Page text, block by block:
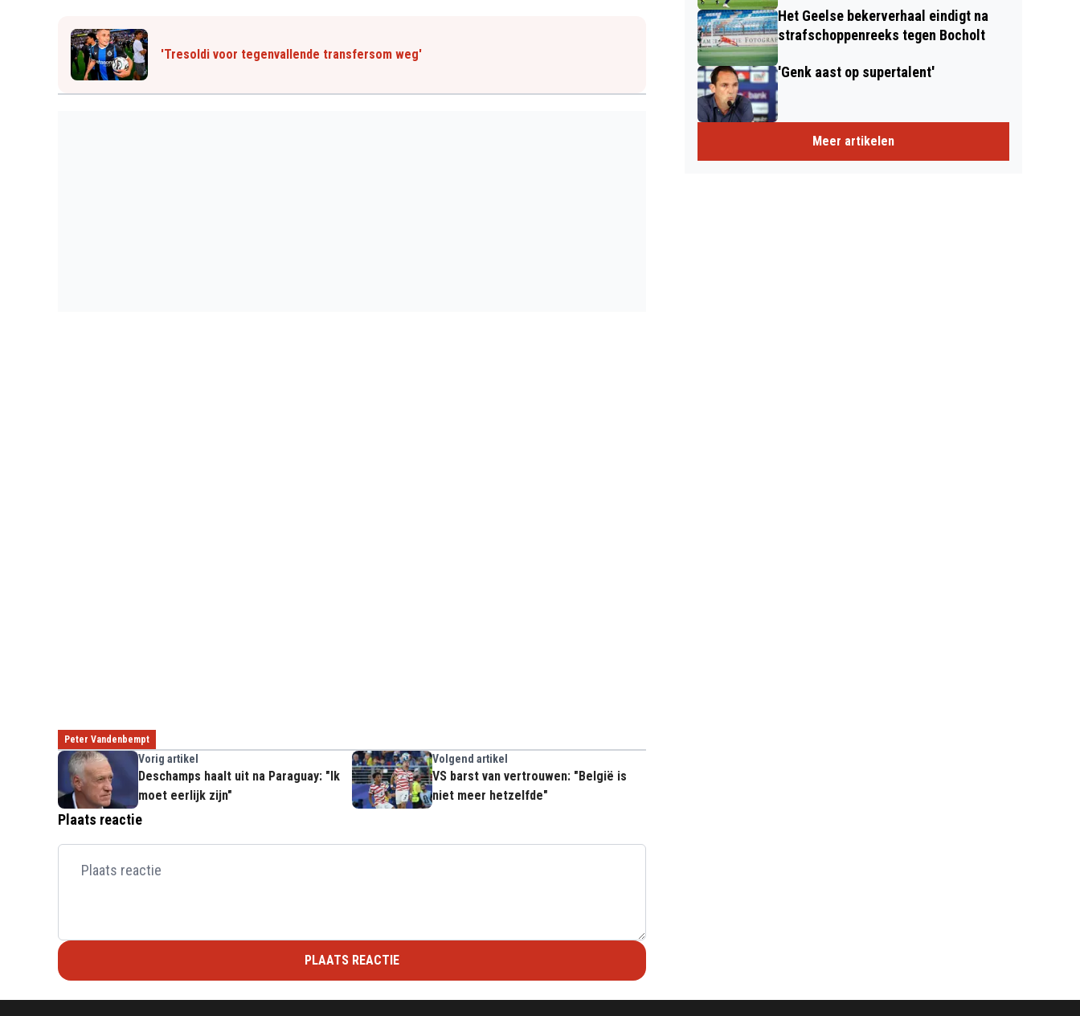
'Tresoldi voor tegenvallende transfersom weg'
Peter Vandenbempt
Vorig artikel
Deschamps haalt uit na Paraguay: "Ik
moet eerlijk zijn"
Volgend artikel
VS barst van vertrouwen: "België is
niet meer hetzelfde"
Plaats reactie
PLAATS REACTIE
Het Geelse bekerverhaal eindigt na
strafschoppenreeks tegen Bocholt
'Genk aast op supertalent'
Meer artikelen